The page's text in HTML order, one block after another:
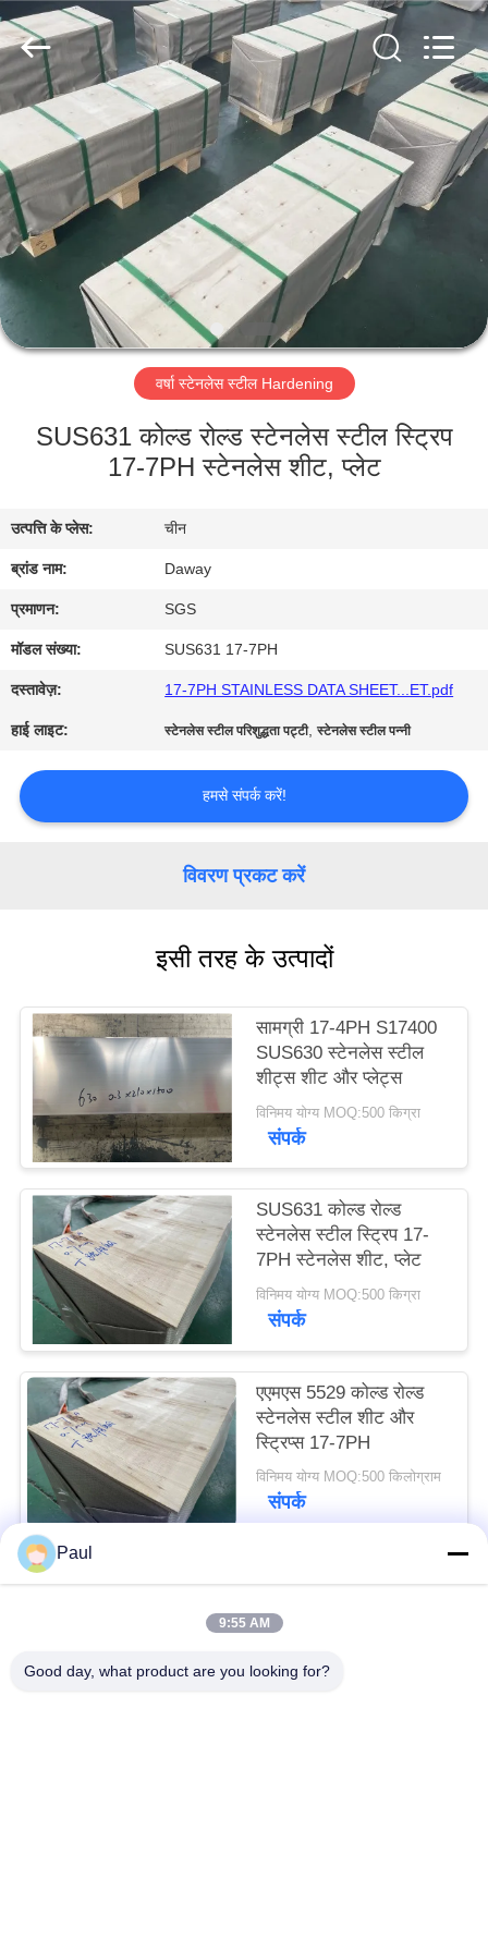
घर
उत्पादों
वीडियो
हमारे
बारे
गुणवत्ता
नियंत्रण
संपर्क
करें
एक
उद्धरण
साइटमैप
PRIVACY
POLICY
Guanglu
Special
Steel
Co.,
Ltd.
All
Rights
Reserved.
वर्षा स्टेनलेस स्टील Hardening
SUS631 कोल्ड रोल्ड स्टेनलेस स्टील स्ट्रिप
17-7PH स्टेनलेस शीट, प्लेट
उत्पत्ति के प्लेस: चीन
ब्रांड नाम: Daway
प्रमाणन: SGS
मॉडल संख्या: SUS631 17-7PH
दस्तावेज़: 17-7PH STAINLESS DATA SHEET...ET.pdf
हाई लाइट: स्टेनलेस स्टील परिशुद्धता पट्टी,स्टेनलेस स्टील पन्नी
हमसे संपर्क करें!
विवरण प्रकट करें
इसी तरह के उत्पादों
सामग्री 17-4PH S17400
SUS630 स्टेनलेस स्टील
शीट्स शीट और प्लेट्स
विनिमय योग्य MOQ:500 किग्रा
संपर्क
SUS631 कोल्ड रोल्ड
स्टेनलेस स्टील स्ट्रिप 17-
7PH स्टेनलेस शीट, प्लेट
विनिमय योग्य MOQ:500 किग्रा
संपर्क
एएमएस 5529 कोल्ड रोल्ड
स्टेनलेस स्टील शीट और
स्ट्रिप्स 17-7PH
विनिमय योग्य MOQ:500 किलोग्राम
संपर्क
लोकप्रिय श्रेणियां
मार्टेंसिटिक स्टेनलेस स्टील
वर्षा स्टेनलेस स्टील
Paul
9:55 AM
Good day, what product are you looking for?